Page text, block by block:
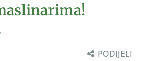
PODIJELI